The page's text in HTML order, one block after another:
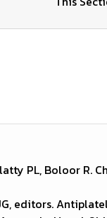
PL, Boloor
editors.